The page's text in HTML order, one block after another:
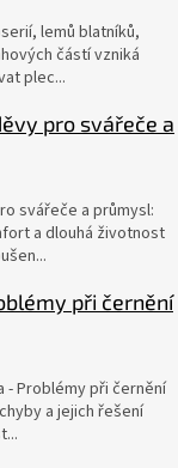
lemů blatníků,
částí vzniká
plec...
pro svářeče a
svářeče a průmysl:
a dlouhá životnost
při černění
- Problémy při černění
a jejich řešení